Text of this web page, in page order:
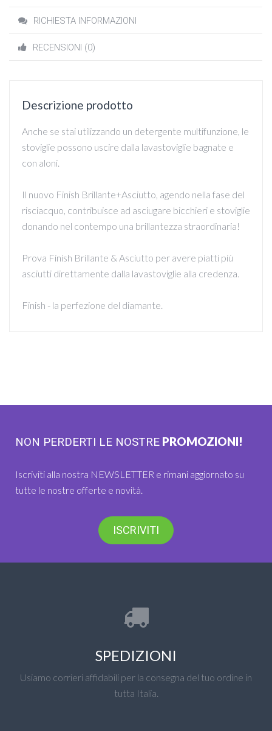
RICHIESTA INFORMAZIONI
RECENSIONI (0)
Descrizione prodotto
Anche se stai utilizzando un detergente multifunzione, le
stoviglie possono uscire dalla lavastoviglie bagnate e
con aloni.
Il nuovo Finish Brillante+Asciutto, agendo nella fase del
risciacquo, contribuisce ad asciugare bicchieri e stoviglie
donando nel contempo una brillantezza straordinaria!
Prova Finish Brillante & Asciutto per avere piatti più
asciutti direttamente dalla lavastoviglie alla credenza.
Finish - la perfezione del diamante.
NON PERDERTI LE NOSTRE PROMOZIONI!
Iscriviti alla nostra NEWSLETTER e rimani aggiornato su
tutte le nostre offerte e novità.
ISCRIVITI
SPEDIZIONI
Usiamo corrieri affidabili per la consegna del tuo ordine in
tutta Italia.